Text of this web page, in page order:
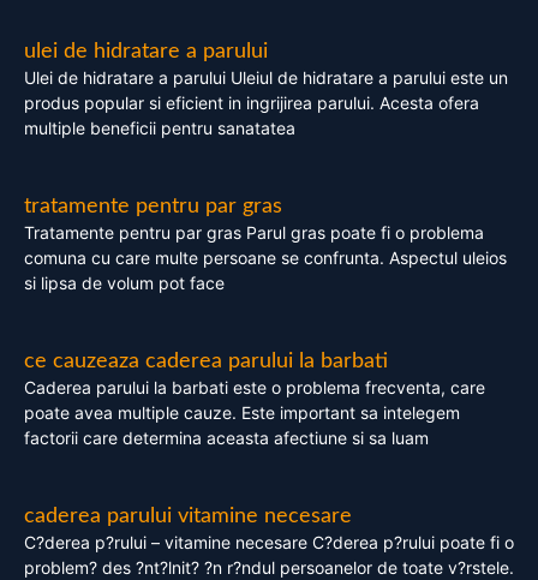
ulei de hidratare a parului
Ulei de hidratare a parului Uleiul de hidratare a parului este un
produs popular si eficient in ingrijirea parului. Acesta ofera
multiple beneficii pentru sanatatea
tratamente pentru par gras
Tratamente pentru par gras Parul gras poate fi o problema
comuna cu care multe persoane se confrunta. Aspectul uleios
si lipsa de volum pot face
ce cauzeaza caderea parului la barbati
Caderea parului la barbati este o problema frecventa, care
poate avea multiple cauze. Este important sa intelegem
factorii care determina aceasta afectiune si sa luam
caderea parului vitamine necesare
C?derea p?rului – vitamine necesare C?derea p?rului poate fi o
problem? des ?nt?lnit? ?n r?ndul persoanelor de toate v?rstele.